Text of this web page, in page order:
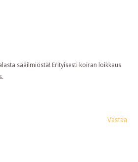
sääilmiöstä! Erityisesti koiran loikkaus
Vastaa